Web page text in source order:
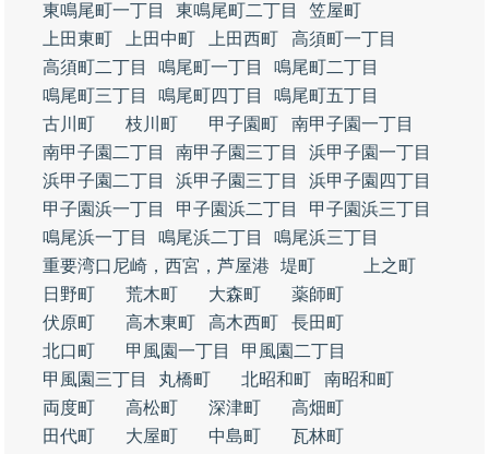
東鳴尾町一丁目
東鳴尾町二丁目
笠屋町
上田東町
上田中町 上田西町
高須町一丁目
高須町二丁目
鳴尾町一丁目
鳴尾町二丁目
鳴尾町三丁目
鳴尾町四丁目
鳴尾町五丁目
古川町
枝川町 甲子園町
南甲子園一丁目
南甲子園二丁目
南甲子園三丁目
浜甲子園一丁目
浜甲子園二丁目
浜甲子園三丁目
浜甲子園四丁目
甲子園浜一丁目
甲子園浜二丁目
甲子園浜三丁目
鳴尾浜一丁目
鳴尾浜二丁目
鳴尾浜三丁目
重要湾口尼崎，西宮，芦屋港
堤町
上之町
日野町
荒木町 大森町
薬師町
伏原町
高木東町 高木西町
長田町
北口町
甲風園一丁目
甲風園二丁目
甲風園三丁目
丸橋町 北昭和町
南昭和町
両度町
高松町 深津町
高畑町
田代町
大屋町 中島町
瓦林町